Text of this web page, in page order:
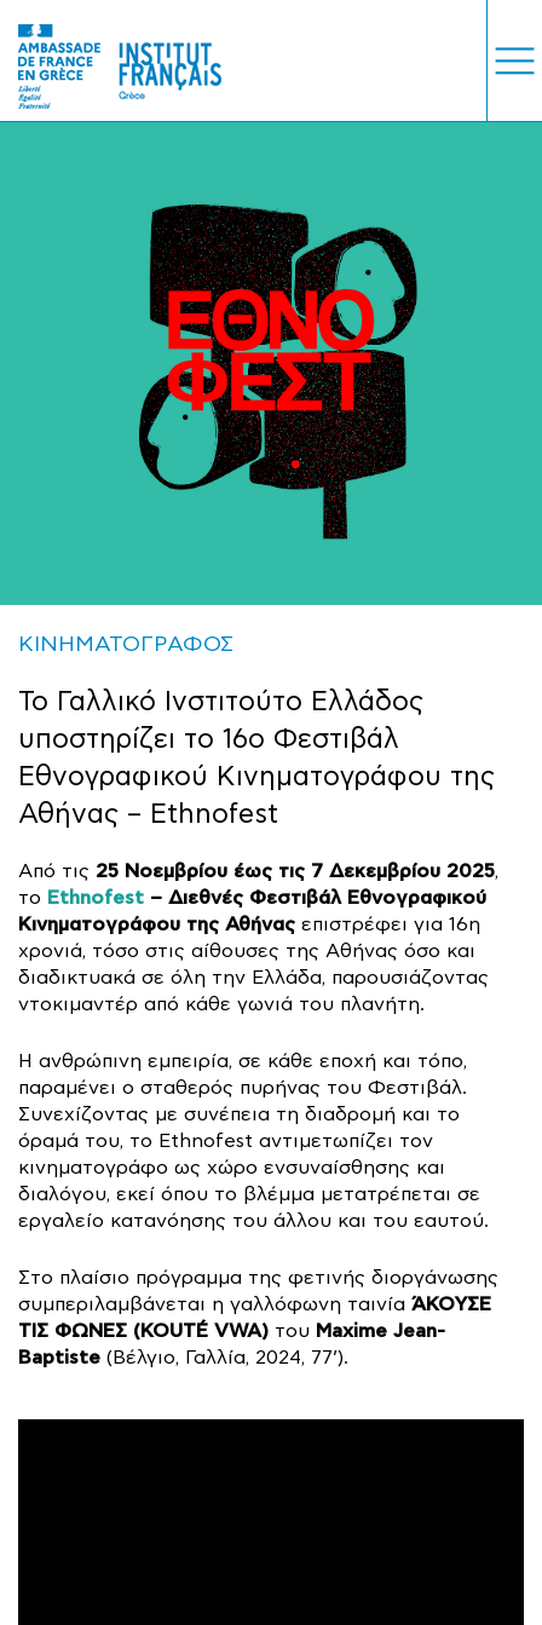
ΚΙΝΗΜΑΤΟΓΡΑΦΟΣ
Το Γαλλικό Ινστιτούτο Ελλάδος
υποστηρίζει το 16ο Φεστιβάλ
Εθνογραφικού Κινηματογράφου της
Αθήνας – Ethnofest
Από τις 25 Νοεμβρίου έως τις 7 Δεκεμβρίου 2025,
το Ethnofest – Διεθνές Φεστιβάλ Εθνογραφικού
Κινηματογράφου της Αθήνας επιστρέφει για 16η
χρονιά, τόσο στις αίθουσες της Αθήνας όσο και
διαδικτυακά σε όλη την Ελλάδα, παρουσιάζοντας
ντοκιμαντέρ από κάθε γωνιά του πλανήτη.
Η ανθρώπινη εμπειρία, σε κάθε εποχή και τόπο,
παραμένει ο σταθερός πυρήνας του Φεστιβάλ.
Συνεχίζοντας με συνέπεια τη διαδρομή και το
όραμά του, το Ethnofest αντιμετωπίζει τον
κινηματογράφο ως χώρο ενσυναίσθησης και
διαλόγου, εκεί όπου το βλέμμα μετατρέπεται σε
εργαλείο κατανόησης του άλλου και του εαυτού.
Στο πλαίσιο πρόγραμμα της φετινής διοργάνωσης
συμπεριλαμβάνεται η γαλλόφωνη ταινία ΆΚΟΥΣΕ
ΤΙΣ ΦΩΝΕΣ (KOUTÉ VWA) του Maxime Jean-
Baptiste (Βέλγιο, Γαλλία, 2024, 77’).